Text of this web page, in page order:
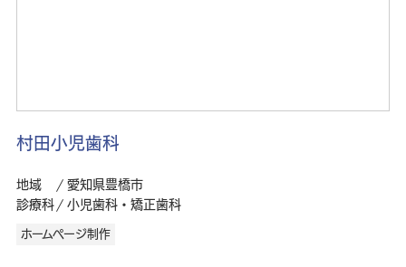
村田小児歯科
地域
愛知県豊橋市
診療科
小児歯科・矯正歯科
ホームページ制作